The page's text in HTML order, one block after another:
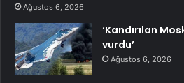
Ağustos 6, 2026
‘Kandırılan
vurdu’
Ağustos 6, 2026